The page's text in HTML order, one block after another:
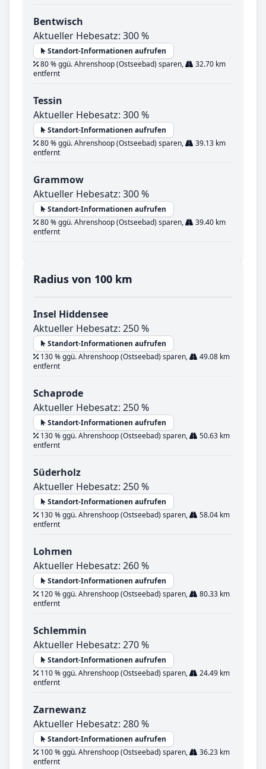
Bentwisch
Aktueller Hebesatz: 300 %
Standort-Informationen aufrufen
80 % ggü. Ahrenshoop (Ostseebad) sparen,
32.70 km
entfernt
Tessin
Aktueller Hebesatz: 300 %
Standort-Informationen aufrufen
80 % ggü. Ahrenshoop (Ostseebad) sparen,
39.13 km
entfernt
Grammow
Aktueller Hebesatz: 300 %
Standort-Informationen aufrufen
80 % ggü. Ahrenshoop (Ostseebad) sparen,
39.40 km
entfernt
Radius von 100 km
Insel Hiddensee
Aktueller Hebesatz: 250 %
Standort-Informationen aufrufen
130 % ggü. Ahrenshoop (Ostseebad) sparen,
49.08 km
entfernt
Schaprode
Aktueller Hebesatz: 250 %
Standort-Informationen aufrufen
130 % ggü. Ahrenshoop (Ostseebad) sparen,
50.63 km
entfernt
Süderholz
Aktueller Hebesatz: 250 %
Standort-Informationen aufrufen
130 % ggü. Ahrenshoop (Ostseebad) sparen,
58.04 km
entfernt
Lohmen
Aktueller Hebesatz: 260 %
Standort-Informationen aufrufen
120 % ggü. Ahrenshoop (Ostseebad) sparen,
80.33 km
entfernt
Schlemmin
Aktueller Hebesatz: 270 %
Standort-Informationen aufrufen
110 % ggü. Ahrenshoop (Ostseebad) sparen,
24.49 km
entfernt
Zarnewanz
Aktueller Hebesatz: 280 %
Standort-Informationen aufrufen
100 % ggü. Ahrenshoop (Ostseebad) sparen,
36.23 km
entfernt